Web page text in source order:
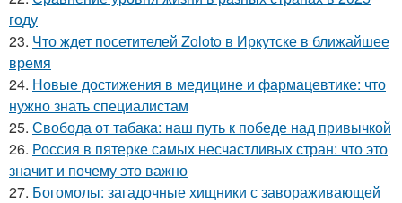
году
23. Что ждет посетителей Zoloto в Иркутске в ближайшее
время
24. Новые достижения в медицине и фармацевтике: что
нужно знать специалистам
25. Свобода от табака: наш путь к победе над привычкой
26. Россия в пятерке самых несчастливых стран: что это
значит и почему это важно
27. Богомолы: загадочные хищники с завораживающей